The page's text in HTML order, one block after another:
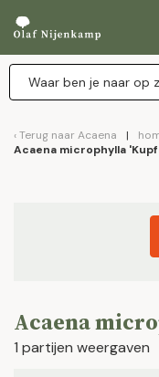
Terug naar Acaena
Acaena microphylla
Acaena
1 partijen weergaven